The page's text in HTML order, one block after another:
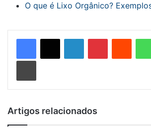
O que é Lixo Orgânico?
LinkedinPinterestReddit
Imprimir
Artigos relacionados